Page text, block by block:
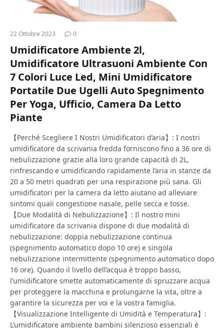
22 Ottobre 2023 0
Umidificatore Ambiente 2l,
Umidificatore Ultrasuoni Ambiente Con
7 Colori Luce Led, Mini Umidificatore
Portatile Due Ugelli Auto Spegnimento
Per Yoga, Ufficio, Camera Da Letto
Piante
【Perché Scegliere I Nostri Umidificatori d’aria】: I nostri
umidificatore da scrivania fredda forniscono fino a 36 ore di
nebulizzazione grazie alla loro grande capacità di 2L,
rinfrescando e umidificando rapidamente l’aria in stanze da
20 a 50 metri quadrati per una respirazione più sana. Gli
umidificatori per la camera da letto aiutano ad alleviare
sintomi quali congestione nasale, pelle secca e tosse.
【Due Modalità di Nebulizzazione】: Il nostro mini
umidificatore da scrivania dispone di due modalità di
nebulizzazione: doppia nebulizzazione continua
(spegnimento automatico dopo 10 ore) e singola
nebulizzazione intermittente (spegnimento automatico dopo
16 ore). Quando il livello dell’acqua è troppo basso,
l’umidificatore smette automaticamente di spruzzare acqua
per proteggere la macchina e prolungarne la vita, oltre a
garantire la sicurezza per voi e la vostra famiglia.
【Visualizzazione Intelligente di Umidità e Temperatura】:
L’umidificatore ambiente bambini silenzioso essenziali è